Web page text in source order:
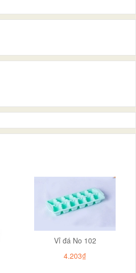
Vỉ đá No 102
4.203₫